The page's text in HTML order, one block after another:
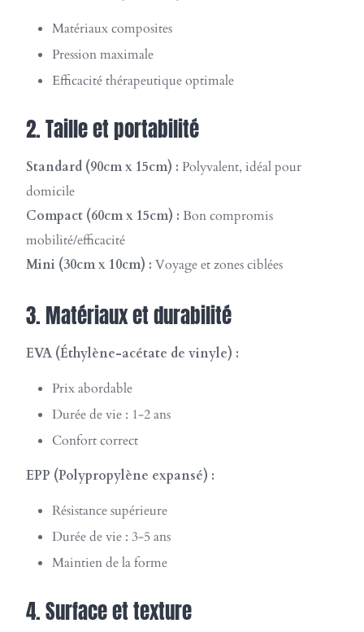
Matériaux composites
Pression maximale
Efficacité thérapeutique optimale
2. Taille et portabilité
Standard (90cm x 15cm) : Polyvalent, idéal pour
domicile
Compact (60cm x 15cm) : Bon compromis
mobilité/efficacité
Mini (30cm x 10cm) : Voyage et zones ciblées
3. Matériaux et durabilité
EVA (Éthylène-acétate de vinyle) :
Prix abordable
Durée de vie : 1-2 ans
Confort correct
EPP (Polypropylène expansé) :
Résistance supérieure
Durée de vie : 3-5 ans
Maintien de la forme
4. Surface et texture